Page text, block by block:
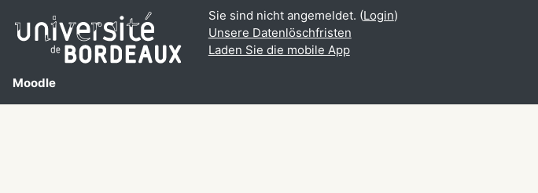
Moodle
Sie sind nicht angemeldet. (Login)
Unsere Datenlöschfristen
Laden Sie die mobile App